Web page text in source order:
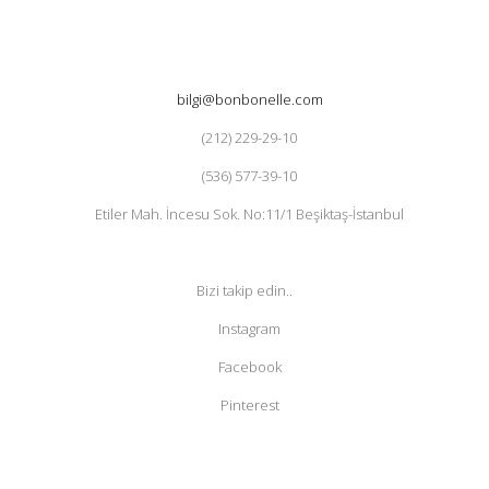
bilgi@bonbonelle.com
(212) 229-29-10
(536) 577-39-10
Etiler Mah. İncesu Sok. No:11/1 Beşiktaş-İstanbul
Bizi takip edin..
Instagram
Facebook
Pinterest